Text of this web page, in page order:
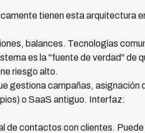
tienen esta arquitectura
balances. Tecnologías
es la "fuente de verdad" de
riesgo alto.
gestiona campañas, asignación
o SaaS antiguo. Interfaz:
de contactos con clientes. Puede